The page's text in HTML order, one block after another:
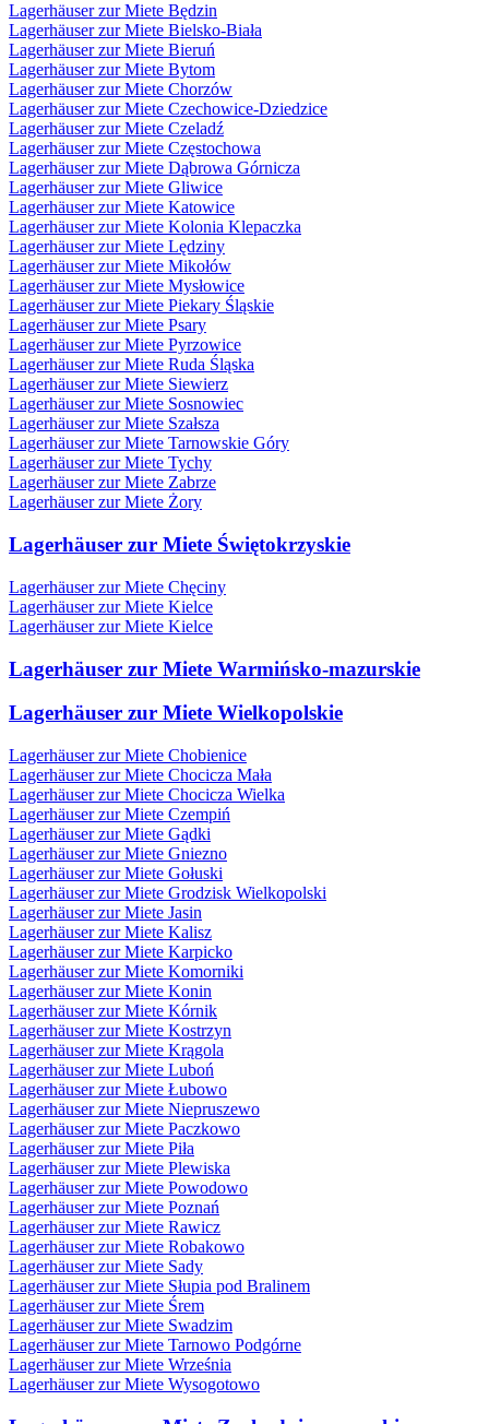
Lagerhäuser zur Miete Będzin
Lagerhäuser zur Miete Bielsko-Biała
Lagerhäuser zur Miete Bieruń
Lagerhäuser zur Miete Bytom
Lagerhäuser zur Miete Chorzów
Lagerhäuser zur Miete Czechowice-Dziedzice
Lagerhäuser zur Miete Czeladź
Lagerhäuser zur Miete Częstochowa
Lagerhäuser zur Miete Dąbrowa Górnicza
Lagerhäuser zur Miete Gliwice
Lagerhäuser zur Miete Katowice
Lagerhäuser zur Miete Kolonia Klepaczka
Lagerhäuser zur Miete Lędziny
Lagerhäuser zur Miete Mikołów
Lagerhäuser zur Miete Mysłowice
Lagerhäuser zur Miete Piekary Śląskie
Lagerhäuser zur Miete Psary
Lagerhäuser zur Miete Pyrzowice
Lagerhäuser zur Miete Ruda Śląska
Lagerhäuser zur Miete Siewierz
Lagerhäuser zur Miete Sosnowiec
Lagerhäuser zur Miete Szałsza
Lagerhäuser zur Miete Tarnowskie Góry
Lagerhäuser zur Miete Tychy
Lagerhäuser zur Miete Zabrze
Lagerhäuser zur Miete Żory
Lagerhäuser zur Miete Świętokrzyskie
Lagerhäuser zur Miete Chęciny
Lagerhäuser zur Miete Kielce
Lagerhäuser zur Miete Kielce
Lagerhäuser zur Miete Warmińsko-mazurskie
Lagerhäuser zur Miete Wielkopolskie
Lagerhäuser zur Miete Chobienice
Lagerhäuser zur Miete Chocicza Mała
Lagerhäuser zur Miete Chocicza Wielka
Lagerhäuser zur Miete Czempiń
Lagerhäuser zur Miete Gądki
Lagerhäuser zur Miete Gniezno
Lagerhäuser zur Miete Gołuski
Lagerhäuser zur Miete Grodzisk Wielkopolski
Lagerhäuser zur Miete Jasin
Lagerhäuser zur Miete Kalisz
Lagerhäuser zur Miete Karpicko
Lagerhäuser zur Miete Komorniki
Lagerhäuser zur Miete Konin
Lagerhäuser zur Miete Kórnik
Lagerhäuser zur Miete Kostrzyn
Lagerhäuser zur Miete Krągola
Lagerhäuser zur Miete Luboń
Lagerhäuser zur Miete Łubowo
Lagerhäuser zur Miete Niepruszewo
Lagerhäuser zur Miete Paczkowo
Lagerhäuser zur Miete Piła
Lagerhäuser zur Miete Plewiska
Lagerhäuser zur Miete Powodowo
Lagerhäuser zur Miete Poznań
Lagerhäuser zur Miete Rawicz
Lagerhäuser zur Miete Robakowo
Lagerhäuser zur Miete Sady
Lagerhäuser zur Miete Słupia pod Bralinem
Lagerhäuser zur Miete Śrem
Lagerhäuser zur Miete Swadzim
Lagerhäuser zur Miete Tarnowo Podgórne
Lagerhäuser zur Miete Września
Lagerhäuser zur Miete Wysogotowo